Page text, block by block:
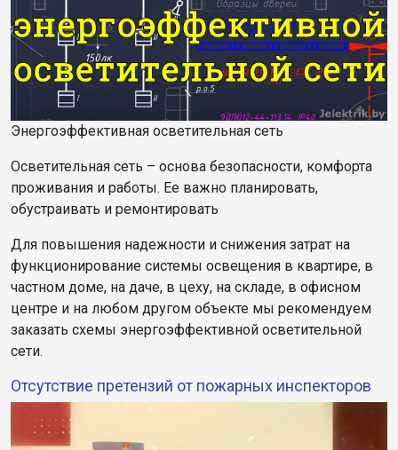
Энергоэффективная осветительная сеть
Осветительная сеть – основа безопасности, комфорта
проживания и работы. Ее важно планировать,
обустраивать и ремонтировать
Для повышения надежности и снижения затрат на
функционирование системы освещения в квартире, в
частном доме, на даче, в цеху, на складе, в офисном
центре и на любом другом объекте мы рекомендуем
заказать схемы энергоэффективной осветительной
сети.
Отсутствие претензий от пожарных инспекторов